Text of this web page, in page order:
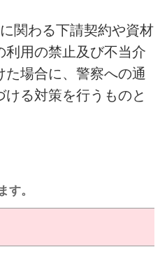
関わる下請契約や資材
利用の禁止及び不当介
た場合に、警察への通
る対策を行うものと
。